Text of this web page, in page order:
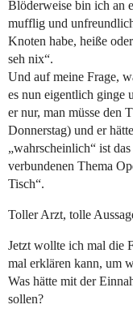
Blöderweise bin ich an
mufflig und
Knoten habe, heiße
seh nix“.
Und auf meine Frage,
es nun eigentlich ginge
er nur, man müsse den
Donnerstag) und er
„wahrscheinlich“ ist
verbundenen Thema
Tisch“.
Toller Arzt, tolle
Jetzt wollte ich mal die
mal erklären kann, um
Was hätte mit der
sollen?